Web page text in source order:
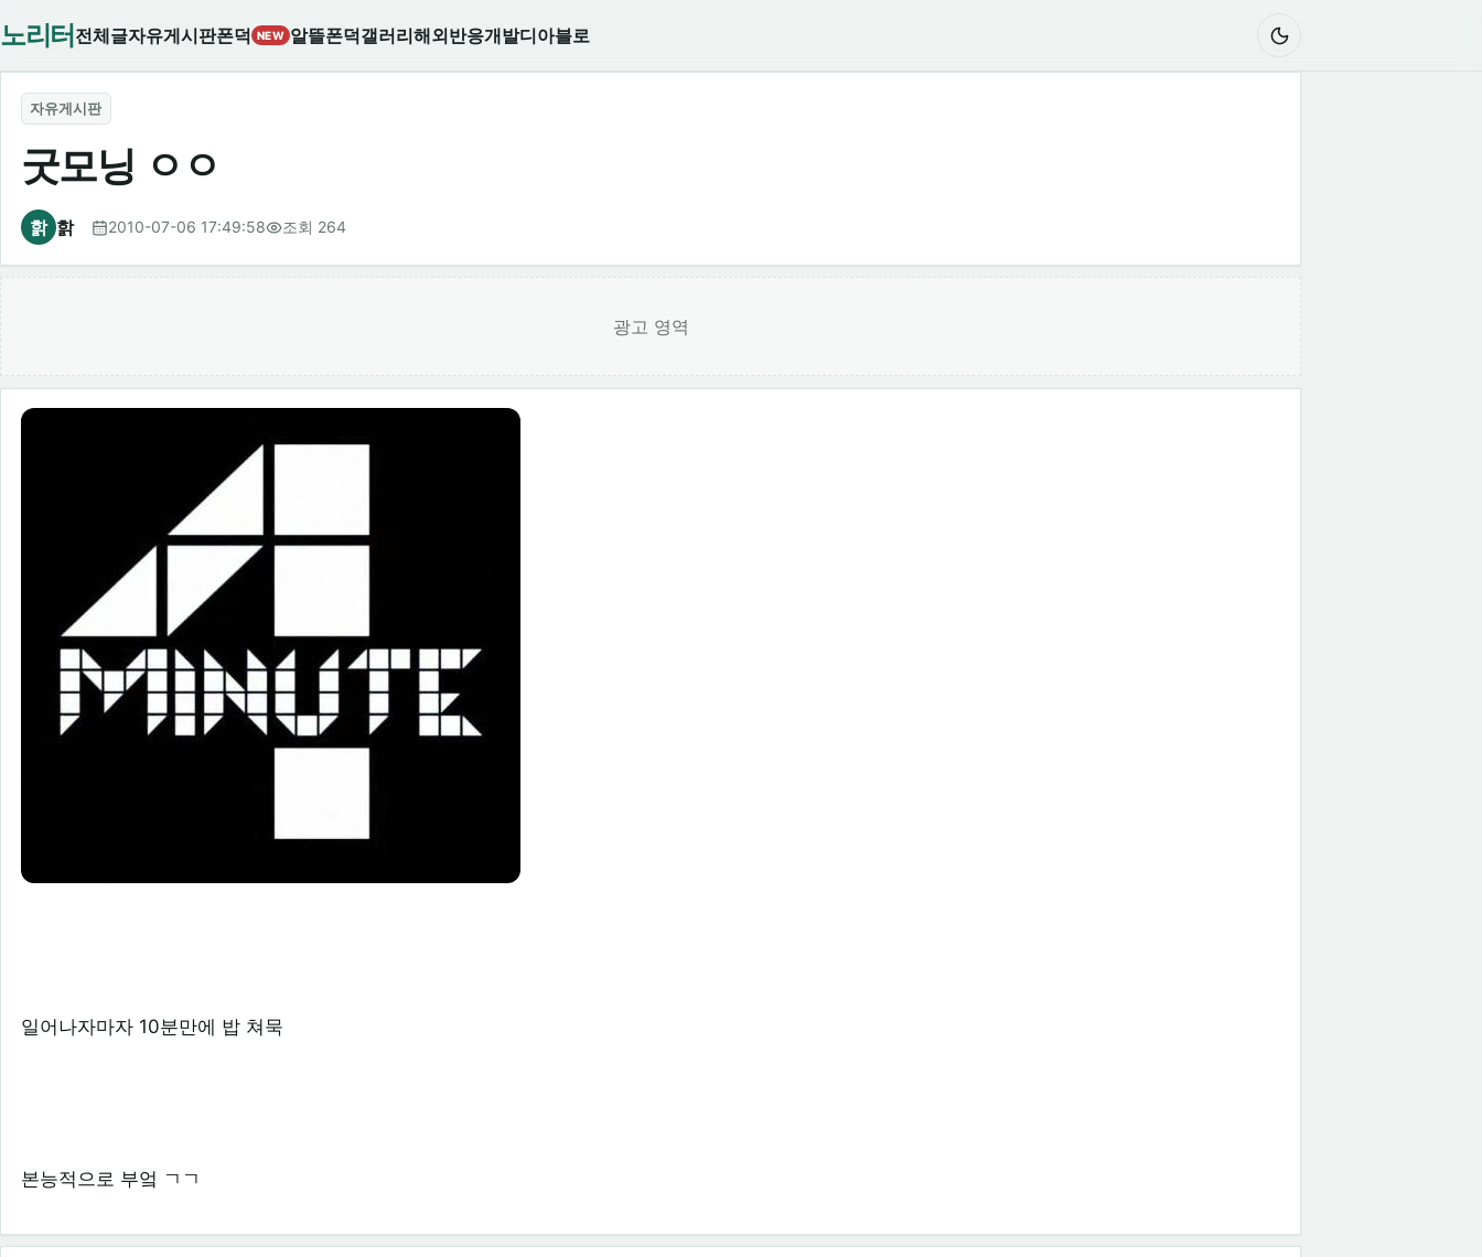
노리터 전체글자유게시판폰덕 NEW 알뜰폰덕갤러리해외반응개발디아블로
자유게시판
굿모닝 ㅇㅇ
핡 핡 2010-07-06 17:49:58 조회 264
광고 영역
일어나자마자 10분만에 밥 쳐묵
본능적으로 부엌 ㄱㄱ